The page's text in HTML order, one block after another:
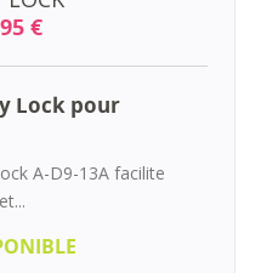
€
Lock pour
A-D9-13A facilite